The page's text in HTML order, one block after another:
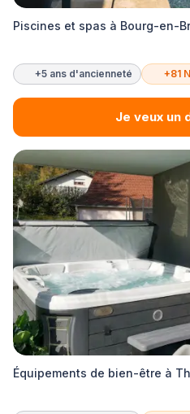
Piscines et spas à Bourg-en-
+5 ans d'ancienneté +81
Je veux un
Équipements de bien-être à